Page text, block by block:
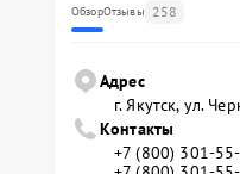
ОбзорОтзывы 258
Адрес
г. Якутск, ул.
Контакты
+7 (800) 301-